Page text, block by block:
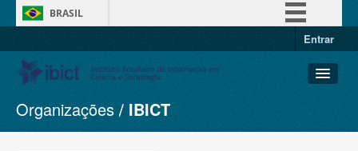
BRASIL
Entrar
Conjuntos de dados
Organizações
Organizações IBICT